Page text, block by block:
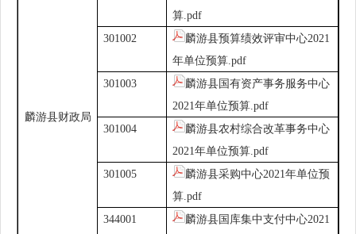
麟游县财政局
算.pdf
301002
麟游县预算绩效评审中心2021
年单位预算.pdf
301003
麟游县国有资产事务服务中心
2021年单位预算.pdf
301004
麟游县农村综合改革事务中心
2021年单位预算.pdf
301005
麟游县采购中心2021年单位预
算.pdf
344001
麟游县国库集中支付中心2021